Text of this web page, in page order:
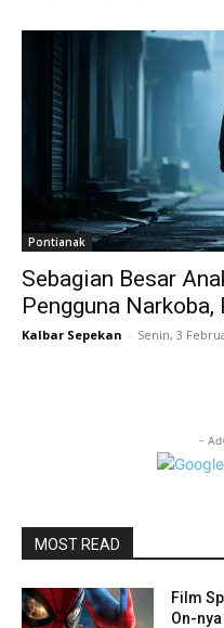
Pontianak
Sebagian Besar
Pengguna
Kalbar Sepekan - Senin, 3
-
MOST READ
Film
On-